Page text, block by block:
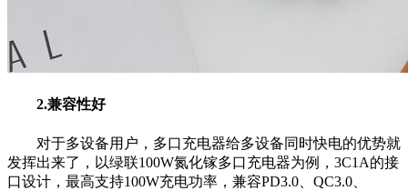
2.兼容性好
对于多设备用户，多口充电器给多设备同时快电的优势就
发挥出来了，以绿联100W氮化镓多口充电器为例，3C1A的接
口设计，最高支持100W充电功率，兼容PD3.0、QC3.0、